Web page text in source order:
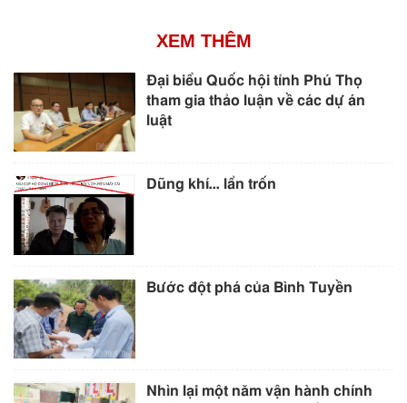
XEM THÊM
Đại biểu Quốc hội tỉnh Phú Thọ
tham gia thảo luận về các dự án
luật
Dũng khí… lẩn trốn
Bước đột phá của Bình Tuyền
Nhìn lại một năm vận hành chính